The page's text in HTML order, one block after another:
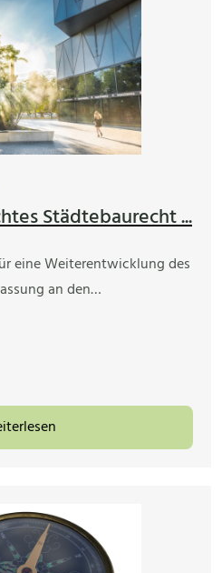
Städtebaurecht ...
eine Weiterentwicklung des
an den…